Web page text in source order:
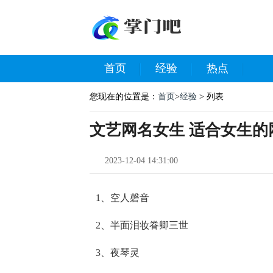
首页 经验 热点
您现在的位置是： 首页>经验 > 列表
文艺网名女生 适合女生的
2023-12-04 14:31:00
1、空人磬音
2、半面泪妆眷卿三世
3、夜琴灵